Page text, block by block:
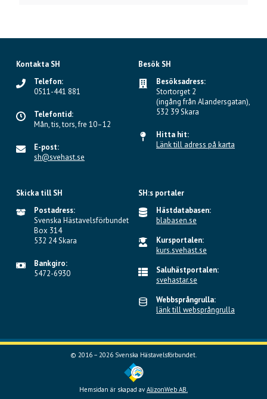
Kontakta SH
Telefon:
0511-441 881
Telefontid:
Mån, tis, tors, fre 10–12
E-post:
sh@svehast.se
Besök SH
Besöksadress:
Stortorget 2
(ingång från Alandersgatan),
532 39 Skara
Hitta hit:
Länk till adress på karta
Skicka till SH
Postadress:
Svenska Hästavelsförbundet
Box 314
532 24 Skara
Bankgiro:
5472-6930
SH:s portaler
Hästdatabasen:
blabasen.se
Kursportalen:
kurs.svehast.se
Saluhästportalen:
svehastar.se
Webbsprångrulla:
länk till websprångrulla
© 2016 – 2026 Svenska Hästavelsförbundet.
Hemsidan är skapad av AlizonWeb AB.